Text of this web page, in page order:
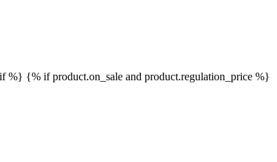
%} {% if product.on_sale and product.regulation_price %}